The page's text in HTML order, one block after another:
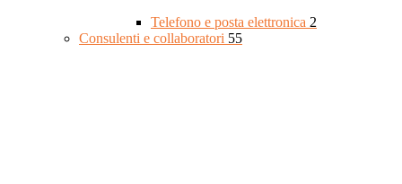
Telefono e posta elettronica 2
Consulenti e collaboratori 55